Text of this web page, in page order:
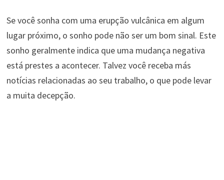
Se você sonha com uma erupção vulcânica em algum
lugar próximo, o sonho pode não ser um bom sinal. Este
sonho geralmente indica que uma mudança negativa
está prestes a acontecer. Talvez você receba más
notícias relacionadas ao seu trabalho, o que pode levar
a muita decepção.